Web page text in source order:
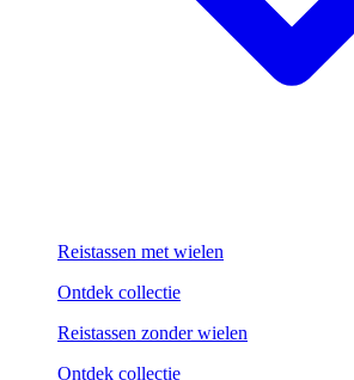
Reistassen met wielen
Ontdek collectie
Reistassen zonder wielen
Ontdek collectie